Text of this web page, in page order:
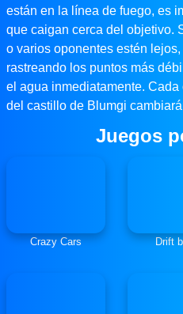
están en la línea de fuego, es
que caigan cerca del objetivo.
o varios oponentes estén
rastreando los puntos más
el agua inmediatamente.
del castillo de Blumgi
Juegos
Crazy Cars Drift